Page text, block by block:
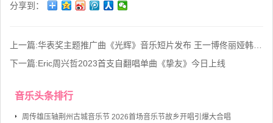
分享到：
上一篇:华表奖主题推广曲《光辉》音乐短片发布 王一博佟丽娅韩庚等65位影人献唱
下一篇:Eric周兴哲2023首支自翻唱单曲《挚友》今日上线
音乐头条排行
周传雄压轴荆州古城音乐节 2026首场音乐节故乡开唱引爆大合唱